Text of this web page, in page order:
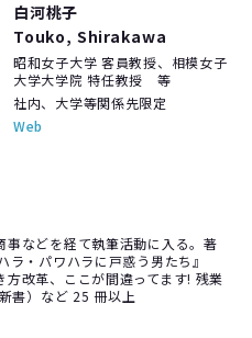
白河桃子
Touko, Shirakawa
昭和女子大学 客員教授、相模女子
大学大学院 特任教授 等
社内、大学等関係先限定
Web
などを経て執筆活動に入る。著
・パワハラに戸惑う男たち』
方改革、ここが間違ってます! 残業
書）など 25 冊以上